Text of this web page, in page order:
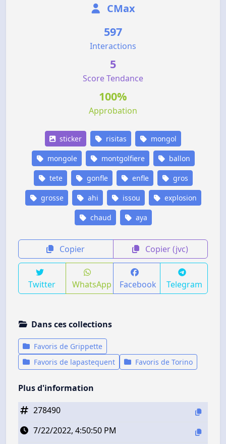
CMax
597
Interactions
5
Score Tendance
100%
Approbation
sticker risitas mongol
mongole montgolfiere ballon
tete gonfle enfle gros
grosse ahi issou explosion
chaud aya
Copier Copier (jvc)
Twitter WhatsApp Facebook Telegram
Dans ces collections
Favoris de Grippette
Favoris de lapastequent
Favoris de Torino
Plus d'information
278490
7/22/2022, 4:50:50 PM